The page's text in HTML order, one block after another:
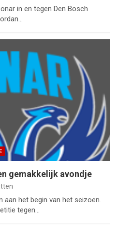
in en tegen Den Bosch
gemakkelijk avondje
aan het begin van het seizoen.
tegen…